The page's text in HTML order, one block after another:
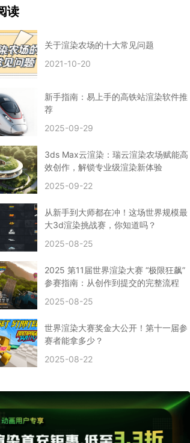
3D模型教程
使用教程
云渲染农场价格
渲染
渲染速度慢
贴图教程
作心得
动画渲染 在线渲染
雕刻3D模型
渲染
maya渲染 CG动画
动画制作
CG渲染 渲染农场
渲染
CG原画
程
拟真人物制作 实时渲染
视觉效果
特效 VRay制作案例
VFX案例
场
云渲染小课堂
Arnold案例
效果图渲染 免费云渲染
Autodesk
SU渲染 圣诞短片
风暴幽灵船
专访
CG电影云渲染案例
模案例
作
Maya基础知识
Blender渲染技巧
讯
3ds Max教程
CG软件资讯
3dmax渲染
Painter
染
SAAS渲染农场
Lumion
SketchUp教程
3dmax 渲染慢
云渲染怎么收费
全局光引擎
器
Cycles渲染器
C4D教程
噪器
奥斯卡
染
在线建模渲染
北京渲染农场
读
关于渲染农场的十大常见问题
2021-10-20
新手指南：易上手的高铁站渲染软件推
荐
2025-09-29
3ds Max云渲染：瑞云渲染农场赋能高
效创作，解锁专业级渲染新体验
2025-09-22
从新手到大师都在冲！这场世界规模最
大3d渲染挑战赛，你知道吗？
2025-08-25
2025 第11届世界渲染大赛 “极限狂飙”
参赛指南：从创作到提交的完整流程
2025-08-25
世界渲染大赛奖金大公开！第十一届参
赛者能拿多少？
2025-08-22